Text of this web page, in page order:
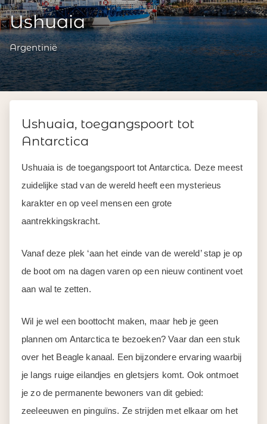
Ushuaia
Argentinië
Ushuaia, toegangspoort tot
Antarctica
Ushuaia is de toegangspoort tot Antarctica. Deze meest
zuidelijke stad van de wereld heeft een mysterieus
karakter en op veel mensen een grote
aantrekkingskracht.
Vanaf deze plek ‘aan het einde van de wereld’ stap je op
de boot om na dagen varen op een nieuw continent voet
aan wal te zetten.
Wil je wel een boottocht maken, maar heb je geen
plannen om Antarctica te bezoeken? Vaar dan een stuk
over het Beagle kanaal. Een bijzondere ervaring waarbij
je langs ruige eilandjes en gletsjers komt. Ook ontmoet
je zo de permanente bewoners van dit gebied:
zeeleeuwen en pinguïns. Ze strijden met elkaar om het